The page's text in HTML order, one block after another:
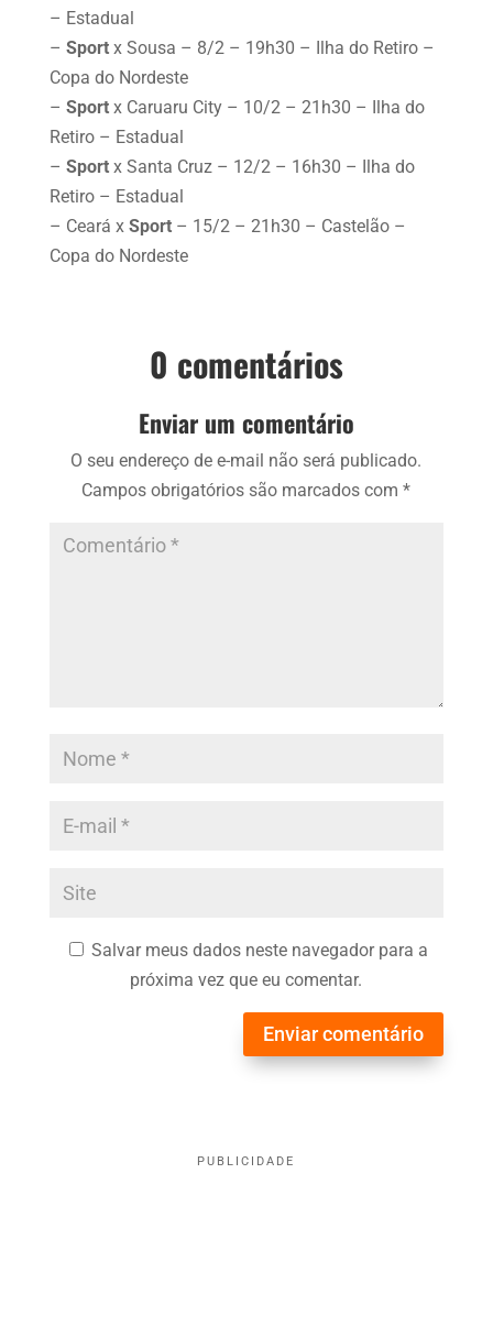
– Estadual
– Sport x Sousa – 8/2 – 19h30 – Ilha do Retiro –
Copa do Nordeste
– Sportx Caruaru City – 10/2 – 21h30 – Ilha do
Retiro – Estadual
– Sport x Santa Cruz – 12/2 – 16h30 – Ilha do
Retiro – Estadual
– Ceará x Sport – 15/2 – 21h30 – Castelão –
Copa do Nordeste
0 comentários
Enviar um comentário
O seu endereço de e-mail não será publicado.
Campos obrigatórios são marcados com*
Salvar meus dados neste navegador para a
próxima vez que eu comentar.
Enviar comentário
PUBLICIDADE